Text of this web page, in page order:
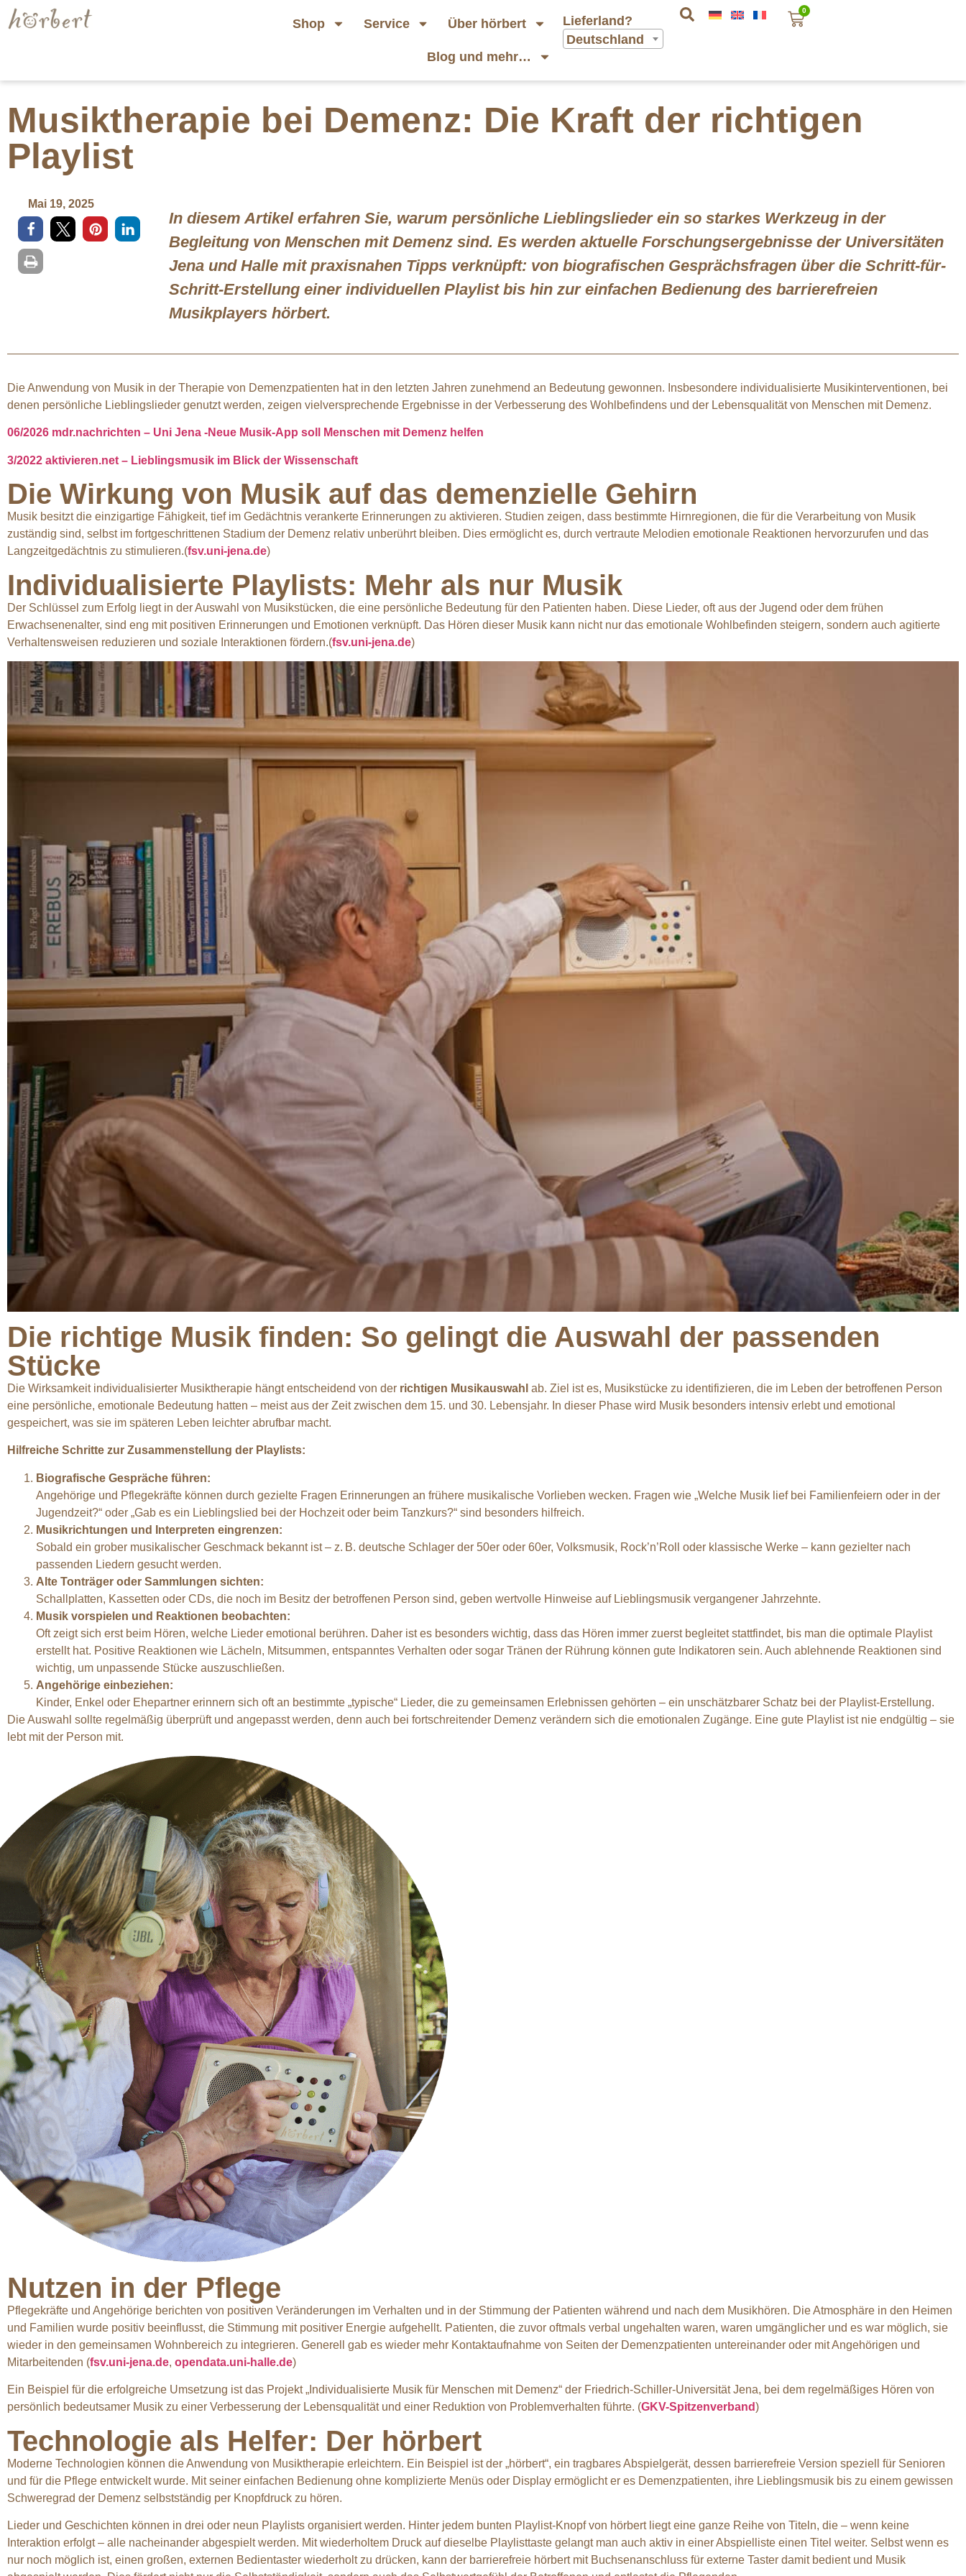
Shop Service Über hörbert
Blog und mehr…
Lieferland?
Deutschland
0
Musiktherapie bei Demenz: Die Kraft der richtigen
Playlist
Mai 19, 2025
In diesem Artikel erfahren Sie, warum persönliche Lieblingslieder ein so starkes Werkzeug in der
Begleitung von Menschen mit Demenz sind. Es werden aktuelle Forschungsergebnisse der Universitäten
Jena und Halle mit praxisnahen Tipps verknüpft: von biografischen Gesprächsfragen über die Schritt-für-
Schritt-Erstellung einer individuellen Playlist bis hin zur einfachen Bedienung des barrierefreien
Musikplayers hörbert.
Die Anwendung von Musik in der Therapie von Demenzpatienten hat in den letzten Jahren zunehmend an Bedeutung gewonnen. Insbesondere individualisierte Musikinterventionen, bei
denen persönliche Lieblingslieder genutzt werden, zeigen vielversprechende Ergebnisse in der Verbesserung des Wohlbefindens und der Lebensqualität von Menschen mit Demenz.
06/2026 mdr.nachrichten – Uni Jena -Neue Musik-App soll Menschen mit Demenz helfen
3/2022 aktivieren.net – Lieblingsmusik im Blick der Wissenschaft
Die Wirkung von Musik auf das demenzielle Gehirn
Musik besitzt die einzigartige Fähigkeit, tief im Gedächtnis verankerte Erinnerungen zu aktivieren. Studien zeigen, dass bestimmte Hirnregionen, die für die Verarbeitung von Musik
zuständig sind, selbst im fortgeschrittenen Stadium der Demenz relativ unberührt bleiben. Dies ermöglicht es, durch vertraute Melodien emotionale Reaktionen hervorzurufen und das
Langzeitgedächtnis zu stimulieren.(fsv.uni-jena.de)
Individualisierte Playlists: Mehr als nur Musik
Der Schlüssel zum Erfolg liegt in der Auswahl von Musikstücken, die eine persönliche Bedeutung für den Patienten haben. Diese Lieder, oft aus der Jugend oder dem frühen
Erwachsenenalter, sind eng mit positiven Erinnerungen und Emotionen verknüpft. Das Hören dieser Musik kann nicht nur das emotionale Wohlbefinden steigern, sondern auch agitierte
Verhaltensweisen reduzieren und soziale Interaktionen fördern.(fsv.uni-jena.de)
Die richtige Musik finden: So gelingt die Auswahl der passenden
Stücke
Die Wirksamkeit individualisierter Musiktherapie hängt entscheidend von der richtigen Musikauswahl ab. Ziel ist es, Musikstücke zu identifizieren, die im Leben der betroffenen Person
eine persönliche, emotionale Bedeutung hatten – meist aus der Zeit zwischen dem 15. und 30. Lebensjahr. In dieser Phase wird Musik besonders intensiv erlebt und emotional
gespeichert, was sie im späteren Leben leichter abrufbar macht.
Hilfreiche Schritte zur Zusammenstellung der Playlists:
Biografische Gespräche führen:
Angehörige und Pflegekräfte können durch gezielte Fragen Erinnerungen an frühere musikalische Vorlieben wecken. Fragen wie „Welche Musik lief bei Familienfeiern oder in der
Jugendzeit?“ oder „Gab es ein Lieblingslied bei der Hochzeit oder beim Tanzkurs?“ sind besonders hilfreich.
Musikrichtungen und Interpreten eingrenzen:
Sobald ein grober musikalischer Geschmack bekannt ist – z. B. deutsche Schlager der 50er oder 60er, Volksmusik, Rock’n’Roll oder klassische Werke – kann gezielter nach
passenden Liedern gesucht werden.
Alte Tonträger oder Sammlungen sichten:
Schallplatten, Kassetten oder CDs, die noch im Besitz der betroffenen Person sind, geben wertvolle Hinweise auf Lieblingsmusik vergangener Jahrzehnte.
Musik vorspielen und Reaktionen beobachten:
Oft zeigt sich erst beim Hören, welche Lieder emotional berühren. Daher ist es besonders wichtig, dass das Hören immer zuerst begleitet stattfindet, bis man die optimale Playlist
erstellt hat. Positive Reaktionen wie Lächeln, Mitsummen, entspanntes Verhalten oder sogar Tränen der Rührung können gute Indikatoren sein. Auch ablehnende Reaktionen sind
wichtig, um unpassende Stücke auszuschließen.
Angehörige einbeziehen:
Kinder, Enkel oder Ehepartner erinnern sich oft an bestimmte „typische“ Lieder, die zu gemeinsamen Erlebnissen gehörten – ein unschätzbarer Schatz bei der Playlist-Erstellung.
Die Auswahl sollte regelmäßig überprüft und angepasst werden, denn auch bei fortschreitender Demenz verändern sich die emotionalen Zugänge. Eine gute Playlist ist nie endgültig – sie
lebt mit der Person mit.
Nutzen in der Pflege
Pflegekräfte und Angehörige berichten von positiven Veränderungen im Verhalten und in der Stimmung der Patienten während und nach dem Musikhören. Die Atmosphäre in den Heimen
und Familien wurde positiv beeinflusst, die Stimmung mit positiver Energie aufgehellt. Patienten, die zuvor oftmals verbal ungehalten waren, waren umgänglicher und es war möglich, sie
wieder in den gemeinsamen Wohnbereich zu integrieren. Generell gab es wieder mehr Kontaktaufnahme von Seiten der Demenzpatienten untereinander oder mit Angehörigen und
Mitarbeitenden (fsv.uni-jena.de, opendata.uni-halle.de)
Ein Beispiel für die erfolgreiche Umsetzung ist das Projekt „Individualisierte Musik für Menschen mit Demenz“ der Friedrich-Schiller-Universität Jena, bei dem regelmäßiges Hören von
persönlich bedeutsamer Musik zu einer Verbesserung der Lebensqualität und einer Reduktion von Problemverhalten führte. (GKV-Spitzenverband)
Technologie als Helfer: Der hörbert
Moderne Technologien können die Anwendung von Musiktherapie erleichtern. Ein Beispiel ist der „hörbert“, ein tragbares Abspielgerät, dessen barrierefreie Version speziell für Senioren
und für die Pflege entwickelt wurde. Mit seiner einfachen Bedienung ohne komplizierte Menüs oder Display ermöglicht er es Demenzpatienten, ihre Lieblingsmusik bis zu einem gewissen
Schweregrad der Demenz selbstständig per Knopfdruck zu hören.
Lieder und Geschichten können in drei oder neun Playlists organisiert werden. Hinter jedem bunten Playlist-Knopf von hörbert liegt eine ganze Reihe von Titeln, die – wenn keine
Interaktion erfolgt – alle nacheinander abgespielt werden. Mit wiederholtem Druck auf dieselbe Playlisttaste gelangt man auch aktiv in einer Abspielliste einen Titel weiter. Selbst wenn es
nur noch möglich ist, einen großen, externen Bedientaster wiederholt zu drücken, kann der barrierefreie hörbert mit Buchsenanschluss für externe Taster damit bedient und Musik